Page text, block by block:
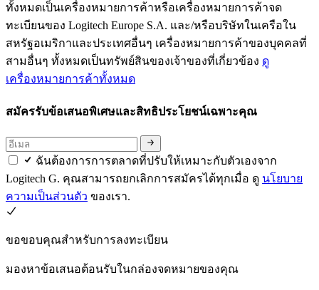
ทั้งหมดเป็นเครื่องหมายการค้าหรือเครื่องหมายการค้าจด
ทะเบียนของ Logitech Europe S.A. และ/หรือบริษัทในเครือใน
สหรัฐอเมริกาและประเทศอื่นๆ เครื่องหมายการค้าของบุคคลที่
สามอื่นๆ ทั้งหมดเป็นทรัพย์สินของเจ้าของที่เกี่ยวข้อง ดู
เครื่องหมายการค้าทั้งหมด
สมัครรับข้อเสนอพิเศษและสิทธิประโยชน์เฉพาะคุณ
ฉันต้องการการตลาดที่ปรับให้เหมาะกับตัวเองจาก
Logitech G. คุณสามารถยกเลิกการสมัครได้ทุกเมื่อ ดู นโยบาย
ความเป็นส่วนตัว ของเรา.
ขอขอบคุณสำหรับการลงทะเบียน
มองหาข้อเสนอต้อนรับในกล่องจดหมายของคุณ